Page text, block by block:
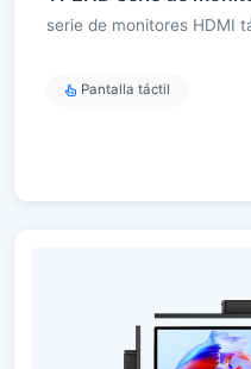
serie de monitores HDMI
Pantalla táctil